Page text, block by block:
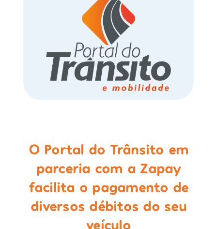
O Portal do Trânsito em
parceria com a Zapay
facilita o pagamento de
diversos débitos do seu
veículo